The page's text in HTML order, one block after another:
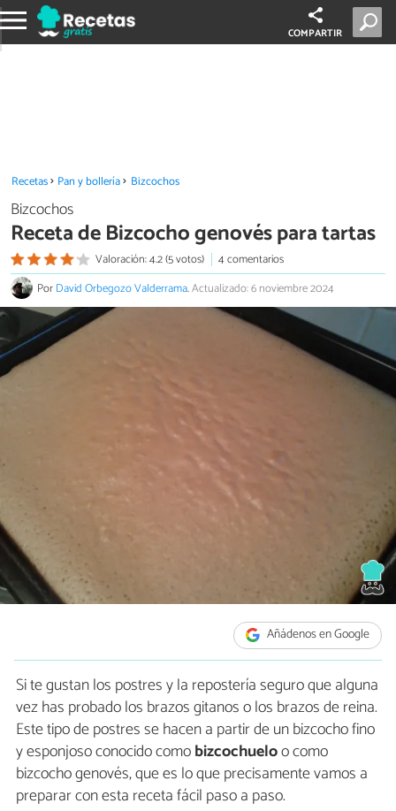
COMPARTIR
Recetas Pan y bollería Bizcochos
Bizcochos
Receta de Bizcocho genovés para tartas
Valoración: 4.2 (5 votos)
4 comentarios
PorDavid Orbegozo Valderrama.Actualizado: 6 noviembre 2024
Añádenos en Google
Si te gustan los postres y la repostería seguro que alguna
vez has probado los brazos gitanos o los brazos de reina.
Este tipo de postres se hacen a partir de un bizcocho fino
y esponjoso conocido comobizcochueloo como
bizcocho genovés, que es lo que precisamente vamos a
preparar con esta receta fácil paso a paso.